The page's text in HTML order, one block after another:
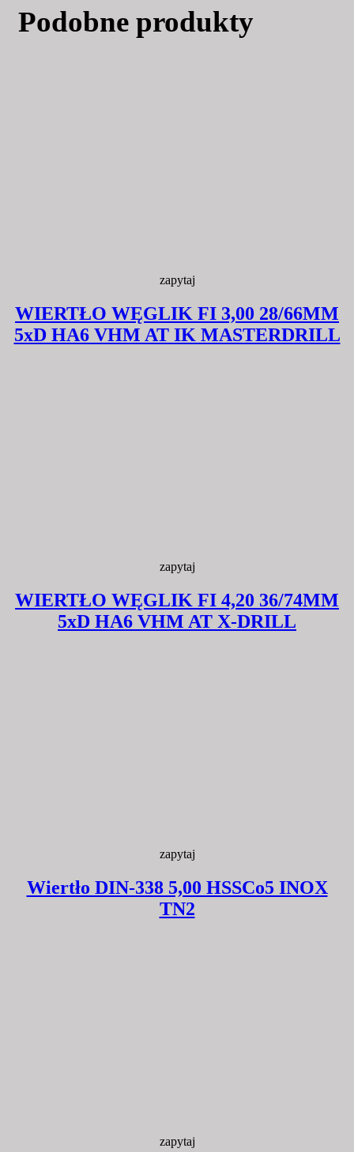
Podobne produkty
zapytaj
WIERTŁO WĘGLIK FI 3,00 28/66MM
5xD HA6 VHM AT IK MASTERDRILL
zapytaj
WIERTŁO WĘGLIK FI 4,20 36/74MM
5xD HA6 VHM AT X-DRILL
zapytaj
Wiertło DIN-338 5,00 HSSCo5 INOX
TN2
zapytaj